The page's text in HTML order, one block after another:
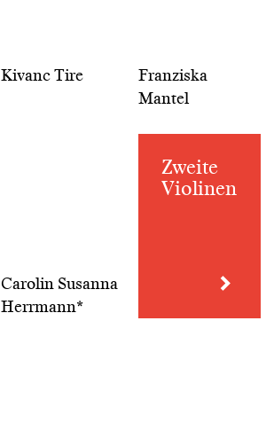
Kivanc Tire
Franziska
Mantel
Carolin Susanna
Herrmann*
Zweite
Violinen